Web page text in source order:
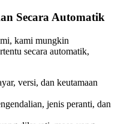
Secara Automatik
kami mungkin
secara automatik,
versi, dan keutamaan
jenis peranti, dan